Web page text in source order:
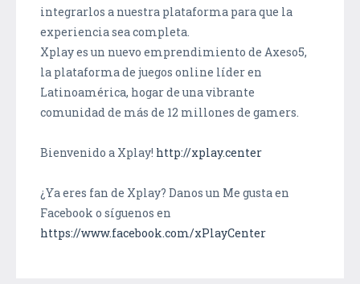
integrarlos a nuestra plataforma para que la
experiencia sea completa.
Xplay es un nuevo emprendimiento de Axeso5,
la plataforma de juegos online líder en
Latinoamérica, hogar de una vibrante
comunidad de más de 12 millones de gamers.
Bienvenido a Xplay! http://xplay.center
¿Ya eres fan de Xplay? Danos un Me gusta en
Facebook o síguenos en
https://www.facebook.com/xPlayCenter